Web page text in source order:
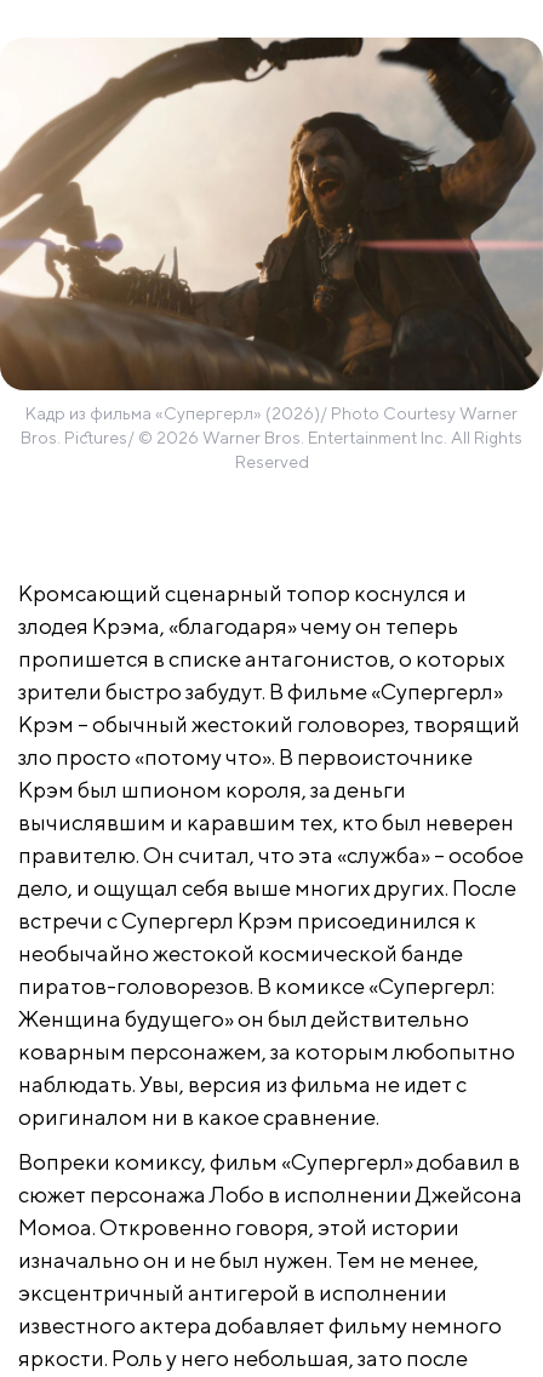
Кадр из фильма «Супергерл» (2026)/ Photo Courtesy Warner
Bros. Pictures/ © 2026 Warner Bros. Entertainment Inc. All Rights
Reserved
Кромсающий сценарный топор коснулся и
злодея Крэма, «благодаря» чему он теперь
пропишется в списке антагонистов, о которых
зрители быстро забудут. В фильме «Супергерл»
Крэм – обычный жестокий головорез, творящий
зло просто «потому что». В первоисточнике
Крэм был шпионом короля, за деньги
вычислявшим и каравшим тех, кто был неверен
правителю. Он считал, что эта «служба» – особое
дело, и ощущал себя выше многих других. После
встречи с Супергерл Крэм присоединился к
необычайно жестокой космической банде
пиратов-головорезов. В комиксе «Супергерл:
Женщина будущего» он был действительно
коварным персонажем, за которым любопытно
наблюдать. Увы, версия из фильма не идет с
оригиналом ни в какое сравнение.
Вопреки комиксу, фильм «Супергерл» добавил в
сюжет персонажа Лобо в исполнении Джейсона
Момоа. Откровенно говоря, этой истории
изначально он и не был нужен. Тем не менее,
эксцентричный антигерой в исполнении
известного актера добавляет фильму немного
яркости. Роль у него небольшая, зато после